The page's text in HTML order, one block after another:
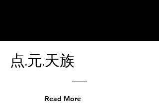
点.元.天族
Read More